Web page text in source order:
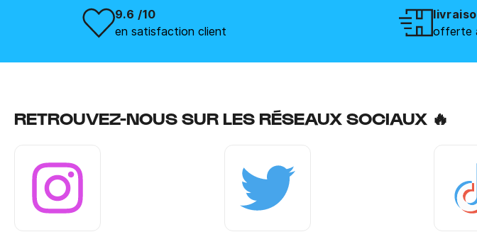
9.6 /10
en satisfaction client
offerte
RETROUVEZ-NOUS SUR LES RÉSEAUX SOCIAUX 🔥